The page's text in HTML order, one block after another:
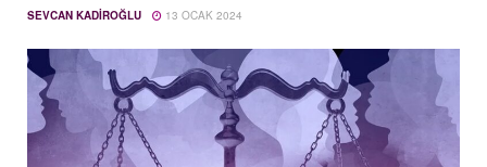
SEVCAN KADIROĞLU 13 OCAK 2024